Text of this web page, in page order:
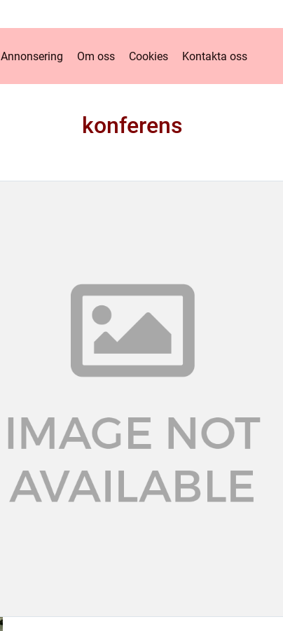
Annonsering Om oss Cookies Kontakta oss
konferens